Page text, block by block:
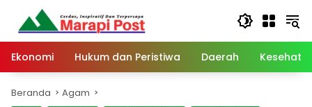
Langsung
konten
Ekonomi
Hukum dan Peristiwa Daerah
Beranda Agam